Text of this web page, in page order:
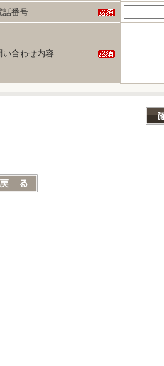
話番号
い合わせ内容